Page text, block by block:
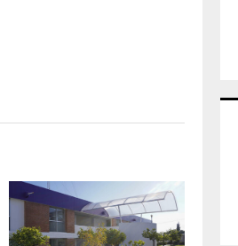
Reply Retweet